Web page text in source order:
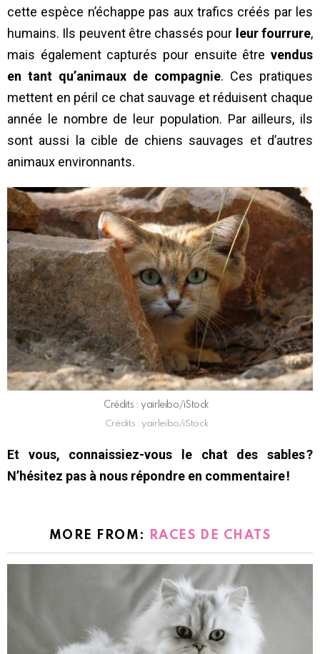
cette espèce n’échappe pas aux trafics créés par les
humains. Ils peuvent être chassés pour leur fourrure,
mais également capturés pour ensuite être vendus
en tant qu’animaux de compagnie. Ces pratiques
mettent en péril ce chat sauvage et réduisent chaque
année le nombre de leur population. Par ailleurs, ils
sont aussi la cible de chiens sauvages et d’autres
animaux environnants.
Crédits : yairleibo/iStock
Crédits : yairleibo/iStock
Et vous, connaissiez-vous le chat des sables ?
N’hésitez pas à nous répondre en commentaire !
MORE FROM: RACES DE CHATS